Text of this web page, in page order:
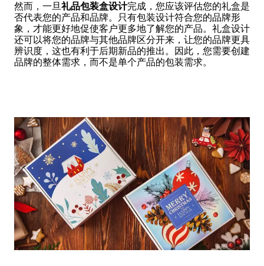
然而，一旦礼品包装盒设计完成，您应该评估您的礼盒是
否代表您的产品和品牌。只有包装设计符合您的品牌形
象，才能更好地促使客户更多地了解您的产品。礼盒设计
还可以将您的品牌与其他品牌区分开来，让您的品牌更具
辨识度，这也有利于后期新品的推出。因此，您需要创建
品牌的整体需求，而不是单个产品的包装需求。